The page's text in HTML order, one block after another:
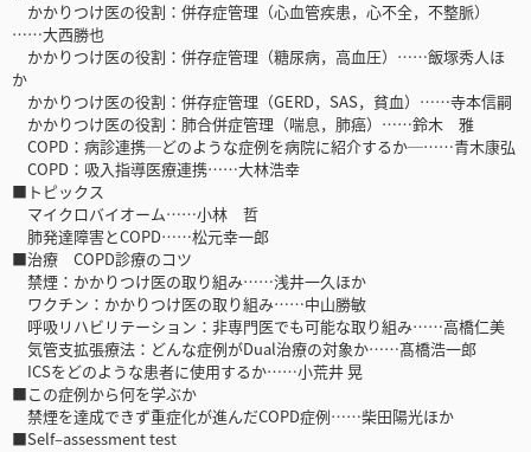
かかりつけ医の役割：併存症管理（心血管疾患，心不全，不整脈）
……大西勝也
かかりつけ医の役割：併存症管理（糖尿病，高血圧）……飯塚秀人ほ
か
かかりつけ医の役割：併存症管理（GERD，SAS，貧血）……寺本信嗣
かかりつけ医の役割：肺合併症管理（喘息，肺癌）……鈴木 雅
COPD：病診連携─どのような症例を病院に紹介するか─……青木康弘
COPD：吸入指導医療連携……大林浩幸
■トピックス
マイクロバイオーム……小林 哲
肺発達障害とCOPD……松元幸一郎
■治療 COPD診療のコツ
禁煙：かかりつけ医の取り組み……浅井一久ほか
ワクチン：かかりつけ医の取り組み……中山勝敏
呼吸リハビリテーション：非専門医でも可能な取り組み……高橋仁美
気管支拡張療法：どんな症例がDual治療の対象か……髙橋浩一郎
ICSをどのような患者に使用するか……小荒井 晃
■この症例から何を学ぶか
禁煙を達成できず重症化が進んだCOPD症例……柴田陽光ほか
■Self–assessment test